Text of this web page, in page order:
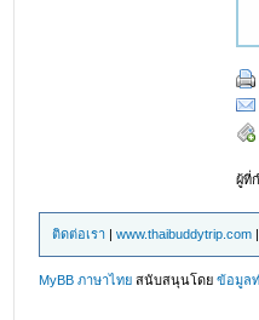
ผู้ที่
ติดต่อเรา |www.thaibuddytrip.com
MyBB ภาษาไทย สนับสนุนโดยข้อมูลท่